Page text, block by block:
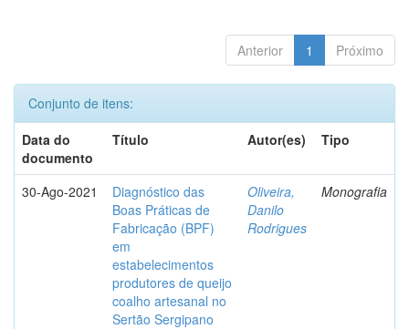
Anterior 1 Próximo
Conjunto de itens:
Data do
documento
Título Autor(es) Tipo
30-Ago-2021
Diagnóstico das
Boas Práticas de
Fabricação (BPF)
em
estabelecimentos
produtores de queijo
coalho artesanal no
Sertão Sergipano
Oliveira,
Danilo
Rodrigues
Monografia